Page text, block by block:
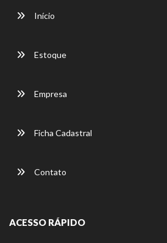
Início
Estoque
Empresa
Ficha Cadastral
Contato
ACESSO RÁPIDO